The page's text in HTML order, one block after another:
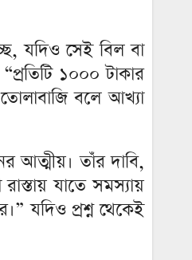
যদিও সেই বিল বা
১০০০ টাকার
বলে আখ্যা
আত্মীয়। তাঁর দাবি,
যাতে সমস্যায়
যদিও প্রশ্ন থেকেই